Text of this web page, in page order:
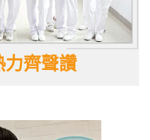
力齊聲讚